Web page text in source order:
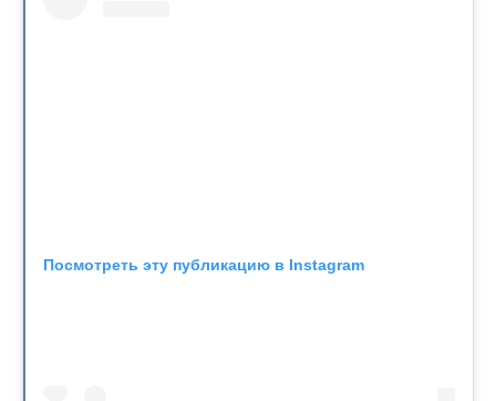
Посмотреть эту публикацию в Instagram